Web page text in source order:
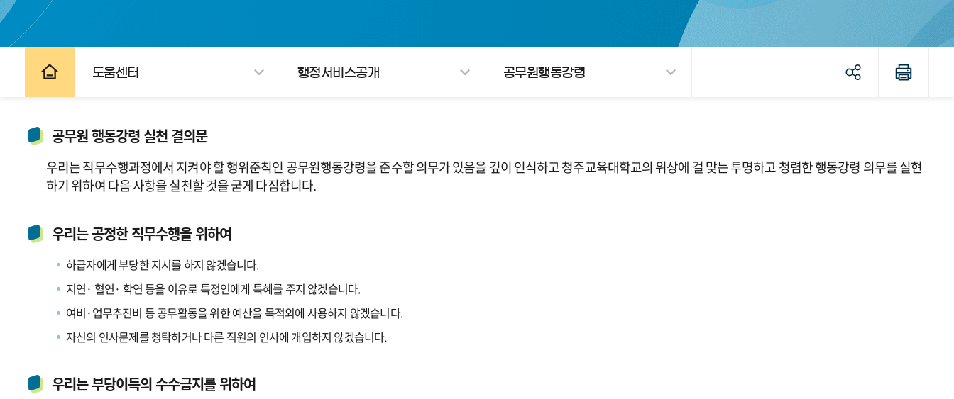
도움센터 행정서비스공개 공무원행동강령
공무원 행동강령 실천 결의문
우리는 직무수행과정에서 지켜야 할 행위준칙인 공무원행동강령을 준수할 의무가 있음을 깊이 인식하고 청주교육대학교의 위상에 걸 맞는 투명하고 청렴한 행동강령 의무를 실현
하기 위하여 다음 사항을 실천할 것을 굳게 다짐합니다.
우리는 공정한 직무수행을 위하여
하급자에게 부당한 지시를 하지 않겠습니다.
지연· 혈연· 학연 등을 이유로 특정인에게 특혜를 주지 않겠습니다.
여비·업무추진비 등 공무활동을 위한 예산을 목적외에 사용하지 않겠습니다.
자신의 인사문제를 청탁하거나 다른 직원의 인사에 개입하지 않겠습니다.
우리는 부당이득의 수수금지를 위하여